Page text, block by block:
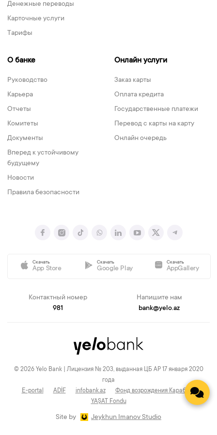
Денежные переводы
Карточные услуги
Тарифы
О банке
Руководство
Карьера
Отчеты
Комитеты
Документы
Вперед к устойчивому
будущему
Новости
Правила безопасности
Онлайн услуги
Заказ карты
Оплата кредита
Государственные платежи
Перевод с карты на карту
Онлайн очередь
Скачать
App Store
Скачать
Google Play
Скачать
AppGallery
Контактный номер
981
Напишите нам
bank@yelo.az
© 2026 Yelo Bank | Лицензия № 203, выданная ЦБ АР 17 января 2020
года
E-portal
ADİF infobank.az
Фонд возрождения Карабаха
YAŞAT Fondu
Site by Jeykhun Imanov Studio